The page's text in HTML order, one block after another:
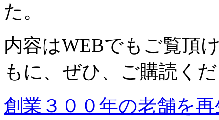
た。
内容はWEBでもご覧頂
もに、ぜひ、ご購読く
創業３００年の老舗を